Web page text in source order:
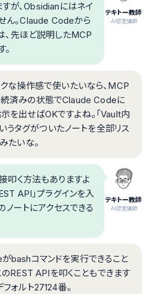
テキトー教師
.AI認定講師
が、Obsidianにはネイ
ん。Claude Codeから
先ほど説明したMCP
な操作感で使いたいなら、MCP
済みの状態でClaude Codeに
を出せばOKですよね。「Vault内
うタグがついたノートを全部リス
たいな。
テキトー教師
.AI認定講師
叩く方法もありますよ
API」プラグインを入
ートにアクセスできる
bashコマンドを実行できること
のREST APIを叩くこともできます
ォルト27124番。